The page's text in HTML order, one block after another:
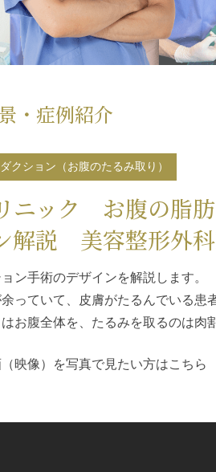
・症例紹介
クション（お腹のたるみ取り）
ニック お腹の脂
解説 美容整形外
ン手術のデザインを解説します。
っていて、皮膚がたるんでいる患
お腹全体を、たるみを取るのは肉
映像）を写真で見たい方はこちら